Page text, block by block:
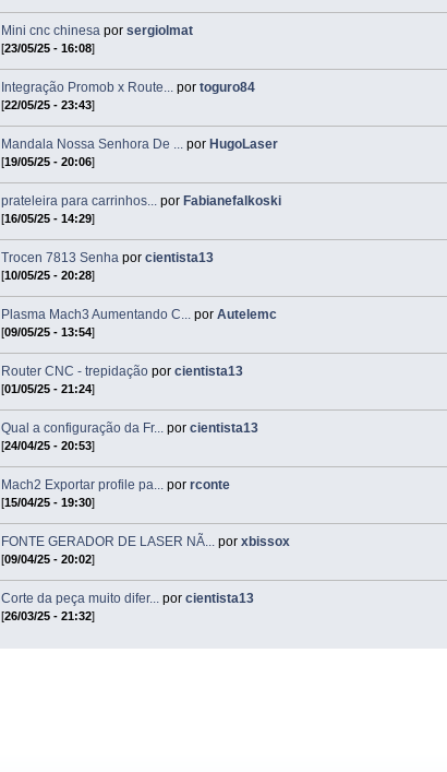
Mini cnc chinesa porsergiolmat
[23/05/25 - 16:08]
Integração Promob x Route... portoguro84
[22/05/25 - 23:43]
Mandala Nossa Senhora De ... por HugoLaser
[19/05/25 - 20:06]
prateleira para carrinhos... por Fabianefalkoski
[16/05/25 - 14:29]
Trocen 7813 Senha porcientista13
[10/05/25 - 20:28]
Plasma Mach3 Aumentando C... porAutelemc
[09/05/25 - 13:54]
Router CNC - trepidaçãoporcientista13
[01/05/25 - 21:24]
Qual a configuração da Fr... porcientista13
[24/04/25 - 20:53]
Mach2 Exportar profile pa... porrconte
[15/04/25 - 19:30]
FONTE GERADOR DE LASER NÃ... porxbissox
[09/04/25 - 20:02]
Corte da peça muito difer... porcientista13
[26/03/25 - 21:32]